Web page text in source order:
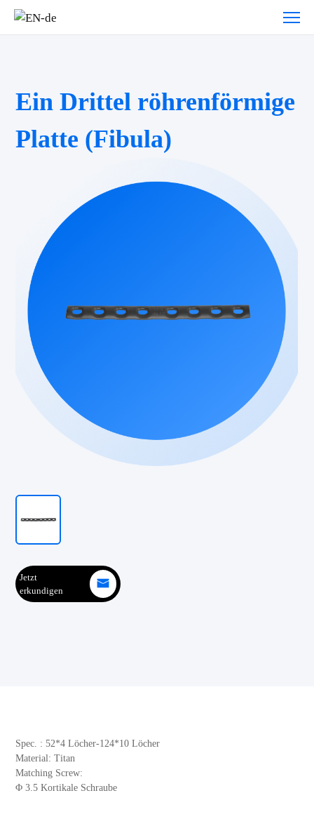
Ein Drittel röhrenförmige
Platte (Fibula)
Jetzt
erkundigen
Spec. : 52*4 Löcher-124*10 Löcher
Material: Titan
Matching Screw:
Φ 3.5 Kortikale Schraube